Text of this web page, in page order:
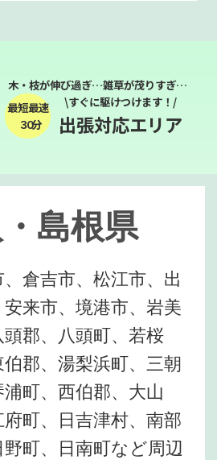
木・枝が伸び過ぎ…雑草が茂りすぎ…
最短最速
３０分
\すぐに駆けつけます！/
出張対応エリア
島根県
倉吉市、松江市、出
来市、境港市、岩美
郡、八頭町、若桜
郡、湯梨浜町、三朝
町、西伯郡、大山
町、日吉津村、南部
町、日南町など周辺